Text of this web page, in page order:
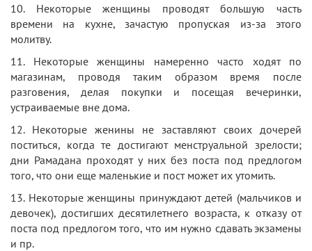
10. Некоторые женщины проводят большую часть
времени на кухне, зачастую пропуская из-за этого
молитву.
11. Некоторые женщины намеренно часто ходят по
магазинам, проводя таким образом время после
разговения, делая покупки и посещая вечеринки,
устраиваемые вне дома.
12. Некоторые женины не заставляют своих дочерей
поститься, когда те достигают менструальной зрелости;
дни Рамадана проходят у них без поста под предлогом
того, что они еще маленькие и пост может их утомить.
13. Некоторые женщины принуждают детей (мальчиков и
девочек), достигших десятилетнего возраста, к отказу от
поста под предлогом того, что им нужно сдавать экзамены
и пр.